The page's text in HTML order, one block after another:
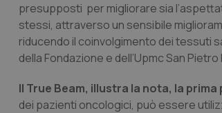
presupposti per migliorare sia
stessi, attraverso un sensibile
riducendo il coinvolgimento dei tessuti
della Fondazione e dell’Upmc San Pietro
Il True Beam, illustra la nota, la
dei pazienti oncologici, può essere